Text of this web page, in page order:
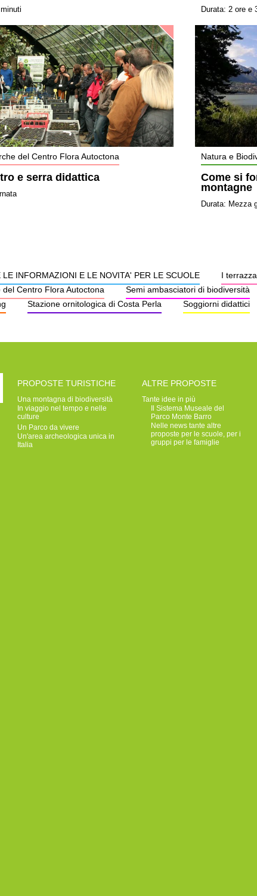
Durata: 2 ore e
del Centro Flora Autoctona
e serra didattica
Natura e
Come si
montagne
Durata: Mezza
INFORMAZIONI E LE NOVITA' PER LE SCUOLE
I
Centro Flora Autoctona Semi ambasciatori di biodiversità
Stazione ornitologica di Costa Perla Soggiorni didattici
PROPOSTE TURISTICHE
Una montagna di biodiversità
In viaggio nel tempo e nelle
culture
Un Parco da vivere
Un'area archeologica unica in
Italia
ALTRE PROPOSTE
Tante idee in più
Il Sistema Museale del
Parco Monte Barro
Nelle news tante altre
proposte per le scuole, per i
gruppi per le famiglie